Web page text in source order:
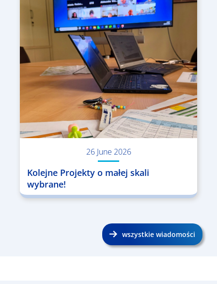
26 June 2026
Kolejne Projekty o małej skali
wybrane!
wszystkie wiadomości